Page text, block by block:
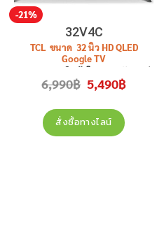
-21%
32V4C
TCL ขนาด 32 นิ้ว HD QLED
Google TV
6,990฿ Original
price
6,990฿.
5,490฿Current
price
สั่งซื้อทางไลน์